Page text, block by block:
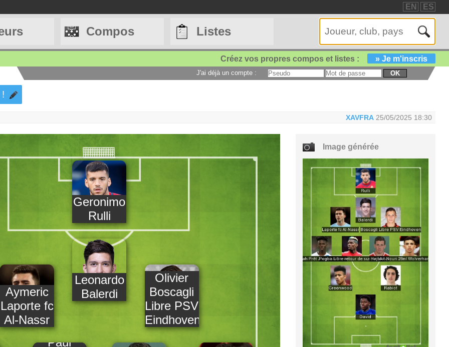
EN ES
Compos Listes
Créez vos propres compos et listes : » Je m'inscris
J'ai déjà un compte : OK
XAVFRA 25/05/2025 18:30
Geronimo
Rulli
Aymeric
Laporte fc
Al-Nassr
Leonardo
Balerdi
Olivier
Boscagli
Libre PSV
Eindhoven
Paul
Image générée